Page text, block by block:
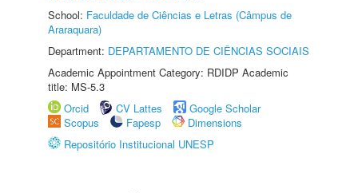
School: Faculdade de Ciências e Letras (Câmpus de
Araraquara)
Department: DEPARTAMENTO DE CIÊNCIAS SOCIAIS
Academic Appointment Category: RDIDP Academic
title: MS-5.3
Orcid
CV Lattes
Google Scholar
Scopus
Fapesp
Dimensions
Repositório Institucional UNESP